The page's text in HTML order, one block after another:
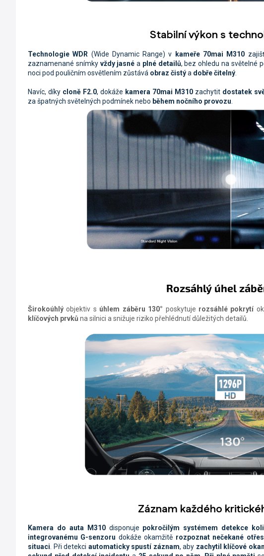
Stabilní výkon s
Technologie WDR (Wide Dynamic Range) v kameře 70mai M310
zaznamenané snímky vždy jasné a plné detailů, bez ohledu na světelné
noci pod pouličním osvětlením zůstává obraz čistýa dobře čitelný
Navíc, díky cloně F2.0, dokáže kamera 70mai M310zachytit dostatek
za špatných světelných podmínek nebo během nočního provozu
Rozsáhlý úhel
Širokoúhlý objektiv s úhlem záběru 130° poskytuje rozsáhlé pokrytí
klíčových prvků na silnici a snižuje riziko přehlédnutí důležitých detailů.
Záznam každého
Kamera do auta M310disponuje pokročilým systémem detekce
integrovanému G-senzoru dokáže okamžitě rozpoznat nečekané
situaci. Při detekci automaticky spustí záznam, aby zachytil klíčové